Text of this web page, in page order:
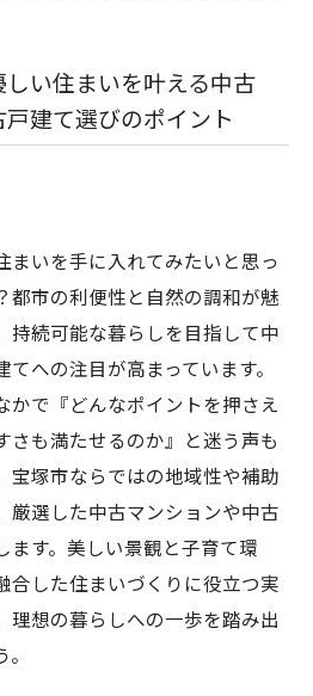
い住まいを叶える中古
建て選びのポイント
まいを手に入れてみたいと思っ
都市の利便性と自然の調和が魅
持続可能な暮らしを目指して中
への注目が高まっています。
かで『どんなポイントを押さえ
さも満たせるのか』と迷う声も
宝塚市ならではの地域性や補助
厳選した中古マンションや中古
ます。美しい景観と子育て環
合した住まいづくりに役立つ実
理想の暮らしへの一歩を踏み出